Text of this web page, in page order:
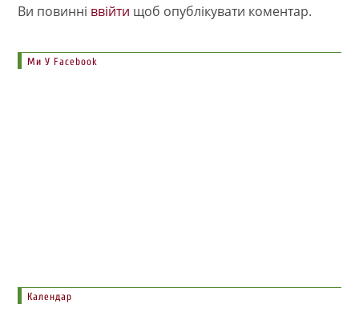
Ви повинні ввійти щоб опублікувати коментар.
Ми У Facebook
Календар